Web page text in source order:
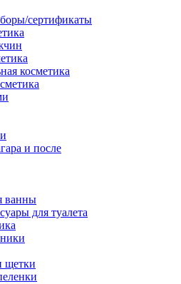
сертификаты
косметика
и после
ванны
для туалета
щетки